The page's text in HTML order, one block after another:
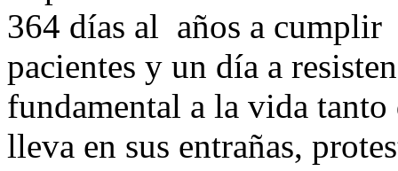
364 días al años a cumplir
pacientes y un día a
fundamental a la vida
lleva en sus entrañas,